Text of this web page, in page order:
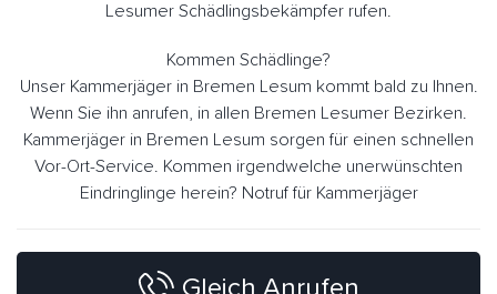
Lesumer Schädlingsbekämpfer rufen.
Kommen Schädlinge?
Unser Kammerjäger in Bremen Lesum kommt bald zu Ihnen.
Wenn Sie ihn anrufen, in allen Bremen Lesumer Bezirken.
Kammerjäger in Bremen Lesum sorgen für einen schnellen
Vor-Ort-Service. Kommen irgendwelche unerwünschten
Eindringlinge herein? Notruf für Kammerjäger
Gleich Anrufen